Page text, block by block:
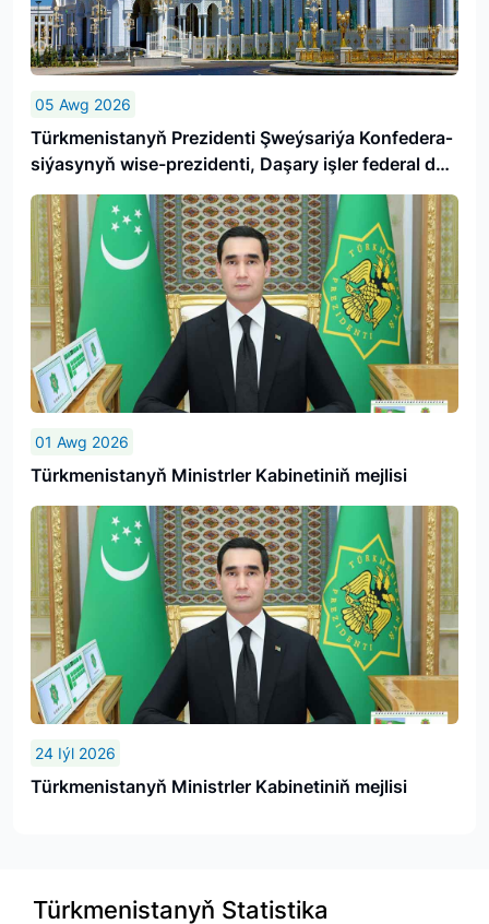
05 Awg 2026
Türk­me­nis­ta­nyň Prezidenti Şweý­sa­ri­ýa Kon­fe­de­ra­
si­ýa­sy­nyň wi­se-prezidenti, Da­şa­ry iş­ler fe­de­ral de­
par­ta­men­ti­niň baş­ly­gy­ny ka­bul et­di
01 Awg 2026
Türkmenistanyň Ministrler Kabinetiniň mejlisi
24 Iýl 2026
Türkmenistanyň Ministrler Kabinetiniň mejlisi
Türkmenistanyň Statistika